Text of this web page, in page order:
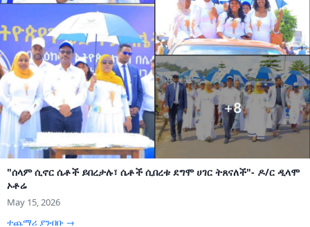
"ሰላም ሲኖር ሴቶች ይበረታሉ፣ ሴቶች ሲበረቱ ደግሞ ሀገር ትጸናለች"- ዶ/ር ዲላሞ
ኦቶሬ
May 15, 2026
ተጨማሪ ያንብቡ →